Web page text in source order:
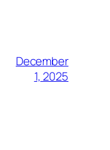
December
1, 2025